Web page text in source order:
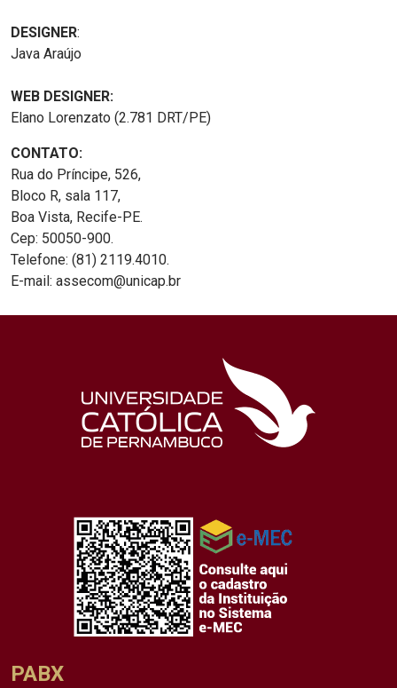
DESIGNER:
Java Araújo
WEB DESIGNER:
Elano Lorenzato (2.781 DRT/PE)
CONTATO:
Rua do Príncipe, 526,
Bloco R, sala 117,
Boa Vista, Recife-PE.
Cep: 50050-900.
Telefone: (81) 2119.4010.
E-mail: assecom@unicap.br
PABX